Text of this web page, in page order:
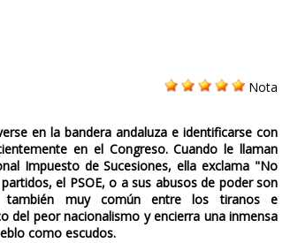
Nota
en la bandera andaluza e identificarse con
en el Congreso. Cuando le llaman
Impuesto de Sucesiones, ella exclama "No
el PSOE, o a sus abusos de poder son
también muy común entre los tiranos e
del peor nacionalismo y encierra una inmensa
como escudos.